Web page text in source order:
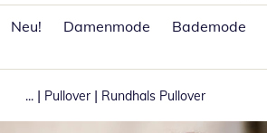
Neu!
Damenmode Bademode
... | Pullover | Rundhals Pullover